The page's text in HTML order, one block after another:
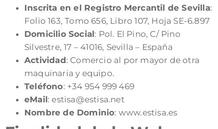
Inscrita en el Registro Mercantil de Sevilla:
Folio 163, Tomo 656, Libro 107, Hoja SE-6.897
Domicilio Social: Pol. El Pino, C/ Pino
Silvestre, 17 – 41016, Sevilla – España
Actividad: Comercio al por mayor de otra
maquinaria y equipo.
Teléfono: +34 954 999 469
eMail: estisa@estisa.net
Nombre de Dominio: www.estisa.es